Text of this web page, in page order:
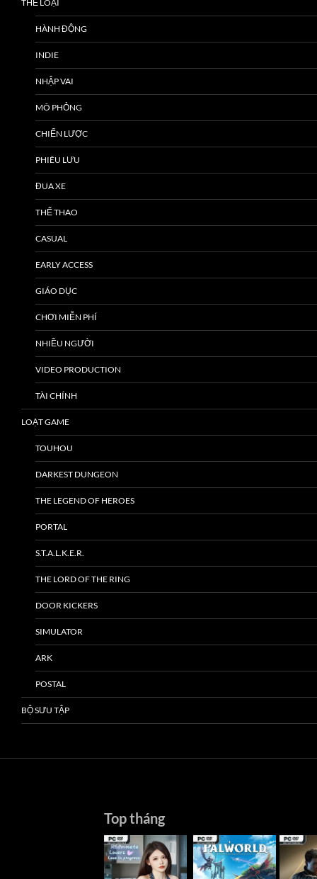
THỂ LOẠI
HÀNH ĐỘNG
INDIE
NHẬP VAI
MÔ PHỎNG
CHIẾN LƯỢC
PHIÊU LƯU
ĐUA XE
THỂ THAO
CASUAL
EARLY ACCESS
GIÁO DỤC
CHƠI MIỄN PHÍ
NHIỀU NGƯỜI
VIDEO PRODUCTION
TÀI CHÍNH
LOẠT GAME
TOUHOU
DARKEST DUNGEON
THE LEGEND OF HEROES
PORTAL
S.T.A.L.K.E.R.
THE LORD OF THE RING
DOOR KICKERS
SIMULATOR
ARK
POSTAL
BỘ SƯU TẬP
Top tháng